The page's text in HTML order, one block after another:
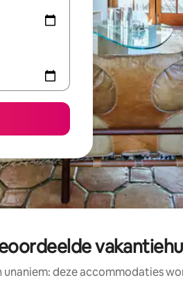
unaniem: deze accommodaties